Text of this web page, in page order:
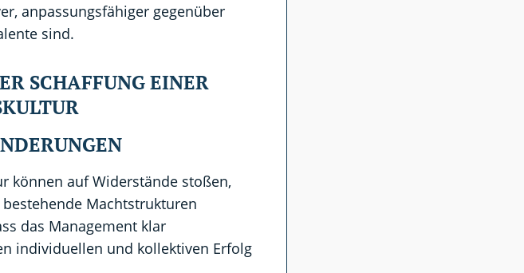
anpassungsfähiger gegenüber
sind.
SCHAFFUNG EINER
können auf Widerstände stoßen,
Machtstrukturen
das Management klar
individuellen und kollektiven Erfolg